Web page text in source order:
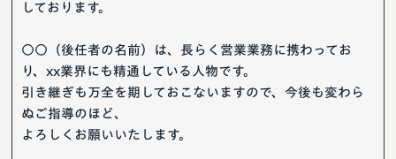
しております。
○○（後任者の名前）は、長らく営業業務に携わってお
り、xx業界にも精通している人物です。
引き継ぎも万全を期しておこないますので、今後も変わら
ぬご指導のほど、
よろしくお願いいたします。